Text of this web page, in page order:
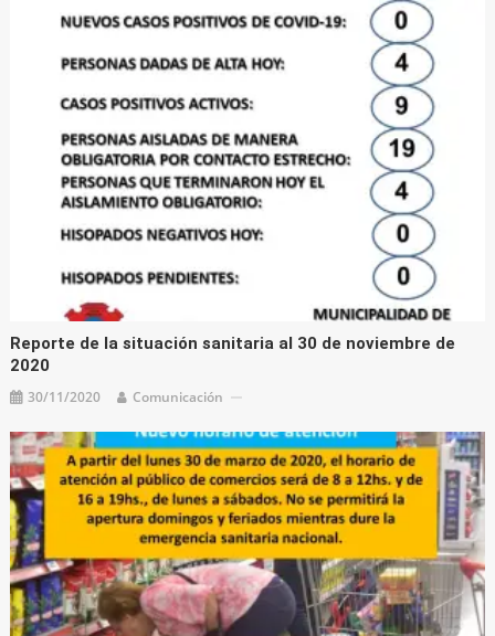
Reporte de la situación sanitaria al 30 de noviembre de
2020
30/11/2020 Comunicación